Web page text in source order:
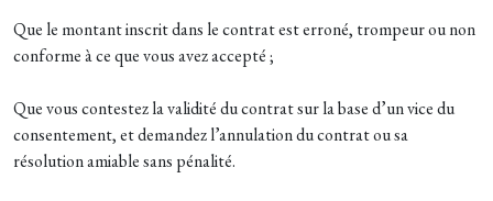
Que le montant inscrit dans le contrat est erroné, trompeur ou non
conforme à ce que vous avez accepté ;
Que vous contestez la validité du contrat sur la base d’un vice du
consentement, et demandez l’annulation du contrat ou sa
résolution amiable sans pénalité.